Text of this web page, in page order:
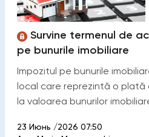
Survine termenul de
pe bunurile imobiliare
Impozitul pe bunurile
local care reprezintă o
la valoarea bunurilor
23 Июнь /2026 07:50